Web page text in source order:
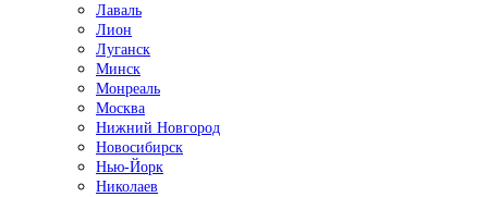
Лаваль
Лион
Луганск
Минск
Монреаль
Москва
Нижний Новгород
Новосибирск
Нью-Йорк
Николаев